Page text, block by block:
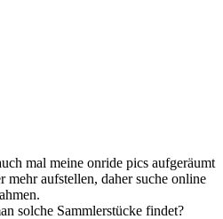
mal meine onride pics aufgeräumt
aufstellen, daher suche online
solche Sammlerstücke findet?